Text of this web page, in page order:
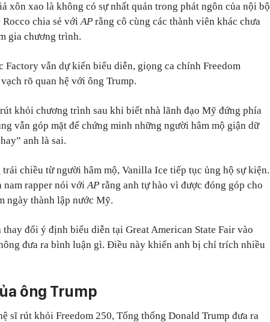
xôn xao là không có sự nhất quán trong phát ngôn của nội bộ
chia sẻ vớiAP rằng cô cùng các thành viên khác chưa
gia chương trình.
Factory vẫn dự kiến biểu diễn, giọng ca chính Freedom
rõ quan hệ với ông Trump.
khỏi chương trình sau khi biết nhà lãnh đạo Mỹ đứng phía
vẫn góp mặt để chứng minh những người hâm mộ giận dữ
anh là sai.
trái chiều từ người hâm mộ, Vanilla Ice tiếp tục ủng hộ sự kiện.
nam rapper nói vớiAP rằng anh tự hào vì được đóng góp cho
ngày thành lập nước Mỹ.
thay đổi ý định biểu diễn tại Great American State Fair vào
đưa ra bình luận gì. Điều này khiến anh bị chỉ trích nhiều
ông Trump
sĩ rút khỏi Freedom 250, Tổng thống Donald Trump đưa ra